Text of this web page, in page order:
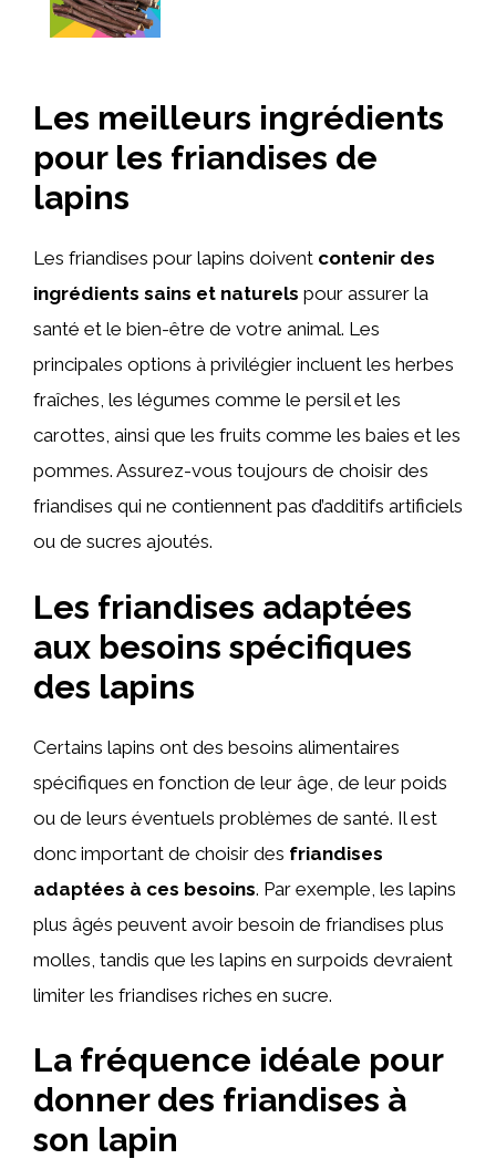
Les meilleurs ingrédients
pour les friandises de
lapins
Les friandises pour lapins doivent contenir des
ingrédients sains et naturels pour assurer la
santé et le bien-être de votre animal. Les
principales options à privilégier incluent les herbes
fraîches, les légumes comme le persil et les
carottes, ainsi que les fruits comme les baies et les
pommes. Assurez-vous toujours de choisir des
friandises qui ne contiennent pas d’additifs artificiels
ou de sucres ajoutés.
Les friandises adaptées
aux besoins spécifiques
des lapins
Certains lapins ont des besoins alimentaires
spécifiques en fonction de leur âge, de leur poids
ou de leurs éventuels problèmes de santé. Il est
donc important de choisir des friandises
adaptées à ces besoins. Par exemple, les lapins
plus âgés peuvent avoir besoin de friandises plus
molles, tandis que les lapins en surpoids devraient
limiter les friandises riches en sucre.
La fréquence idéale pour
donner des friandises à
son lapin